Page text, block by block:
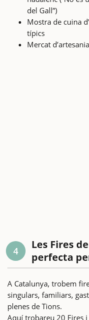
del Gall”)
Mostra de cuina
típics
Mercat
4
Les Fires
perfecta
A Catalunya, trobem
singulars, familiars,
plenes de Tions.
Aquí trobareu 20 Fires